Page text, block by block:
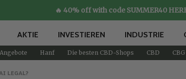
🔥 40% off with code SUMMER40
AKTIE INVESTIEREN INDUSTRIE
Angebote Hanf Die besten CBD-Shops CBD CBG
LEGAL?